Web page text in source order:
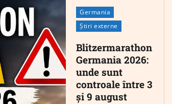
Germania
Știri externe
Blitzermarathon
Germania 2026:
unde sunt
controale între 3
și 9 august